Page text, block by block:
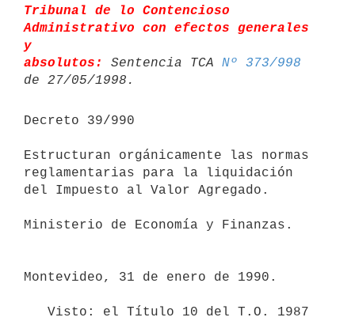
Tribunal de lo Contencioso
Administrativo con efectos generales
y
absolutos:
Sentencia TCA Nº 373/998
Decreto 39/990
Estructuran orgánicamente las normas
reglamentarias para la liquidación
del Impuesto al Valor Agregado.
Ministerio de Economía y Finanzas.
Montevideo, 31 de enero de 1990.